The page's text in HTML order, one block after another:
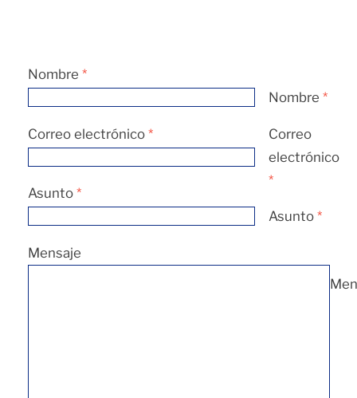
Nombre *
Nombre *
Correo electrónico *
Correo
electrónico
*
Asunto *
Asunto *
Mensaje